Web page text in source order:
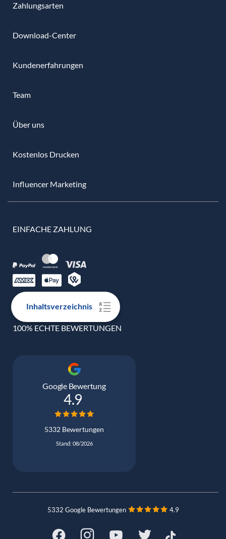
Inhaltsverzeichnis
Zahlungsarten
Download-Center
Kundenerfahrungen
Team
Über uns
Kostenlos Drucken
Influencer Marketing
EINFACHE ZAHLUNG
100% ECHTE BEWERTUNGEN
Google Bewertung
4.9
5332 Bewertungen
Stand: 08/2026
5332 Google Bewertungen 4.9